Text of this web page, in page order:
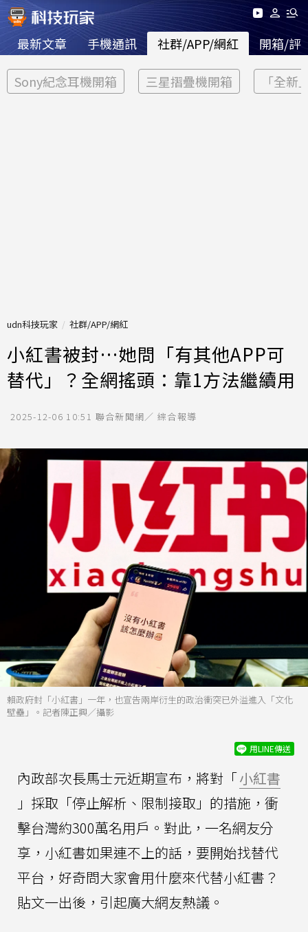
最新文章 手機通訊 社群/APP/網紅 開箱/評
Sony紀念耳機開箱 三星摺疊機開箱 「全新
udn科技玩家 社群/APP/網紅
小紅書被封…她問「有其他APP可
替代」？全網搖頭：靠1方法繼續用
2025-12-06 10:51 聯合新聞網／ 綜合報導
賴政府封「小紅書」一年，也宣告兩岸衍生的政治衝突已外溢進入「文化
壁壘」。記者陳正興／攝影
用LINE傳送
內政部次長馬士元近期宣布，將對「小紅書
」採取「停止解析、限制接取」的措施，衝
擊台灣約300萬名用戶。對此，一名網友分
享，小紅書如果連不上的話，要開始找替代
平台，好奇問大家會用什麼來代替小紅書？
貼文一出後，引起廣大網友熱議。